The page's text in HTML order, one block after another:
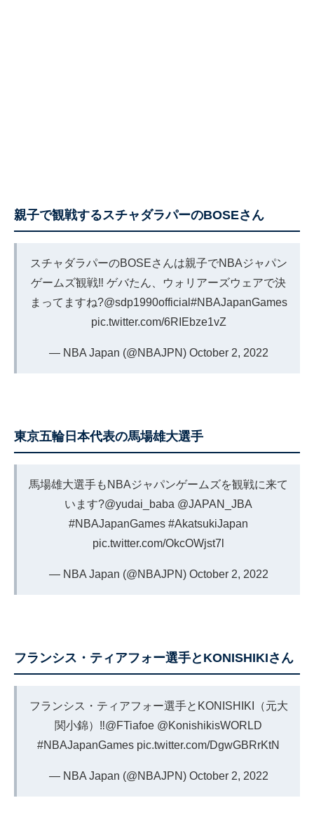
親子で観戦するスチャダラパーのBOSEさん
スチャダラパーのBOSEさんは親子でNBAジャパン
ゲームズ観戦‼️ ゲバたん、ウォリアーズウェアで決
まってますね?@sdp1990official #NBAJapanGames
pic.twitter.com/6RIEbze1vZ
— NBA Japan (@NBAJPN) October 2, 2022
東京五輪日本代表の馬場雄大選手
馬場雄大選手もNBAジャパンゲームズを観戦に来て
います?@yudai_baba @JAPAN_JBA
#NBAJapanGames #AkatsukiJapan
pic.twitter.com/OkcOWjst7l
— NBA Japan (@NBAJPN) October 2, 2022
フランシス・ティアフォー選手とKONISHIKIさん
フランシス・ティアフォー選手とKONISHIKI（元大
関小錦）‼️@FTiafoe @KonishikisWORLD
#NBAJapanGames pic.twitter.com/DgwGBRrKtN
— NBA Japan (@NBAJPN) October 2, 2022